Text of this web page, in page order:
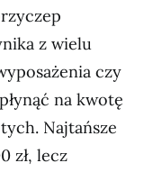
z wielu
czy
na kwotę
Najtańsze
zł, lecz